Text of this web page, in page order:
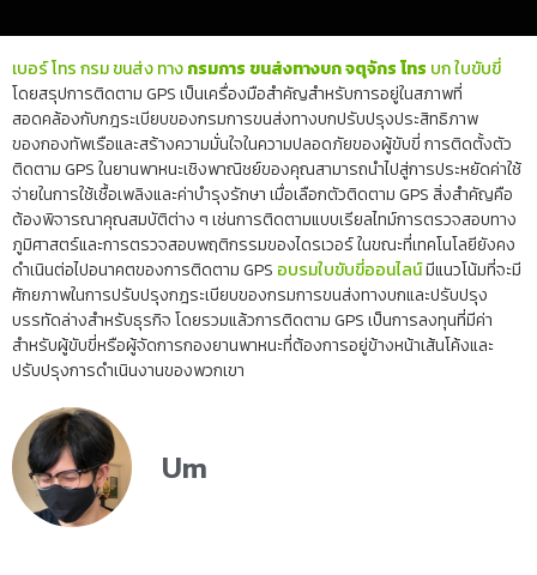
เบอร์ โทร กรม ขนส่ง ทางกรมการ ขนส่งทางบก จตุจักร โทร บก ใบขับขี่
โดยสรุปการติดตาม GPS เป็นเครื่องมือสำคัญสำหรับการอยู่ในสภาพที่
สอดคล้องกับกฎระเบียบของกรมการขนส่งทางบกปรับปรุงประสิทธิภาพ
ของกองทัพเรือและสร้างความมั่นใจในความปลอดภัยของผู้ขับขี่ การติดตั้งตัว
ติดตาม GPS ในยานพาหนะเชิงพาณิชย์ของคุณสามารถนำไปสู่การประหยัดค่าใช้
จ่ายในการใช้เชื้อเพลิงและค่าบำรุงรักษา เมื่อเลือกตัวติดตาม GPS สิ่งสำคัญคือ
ต้องพิจารณาคุณสมบัติต่าง ๆ เช่นการติดตามแบบเรียลไทม์การตรวจสอบทาง
ภูมิศาสตร์และการตรวจสอบพฤติกรรมของไดรเวอร์ ในขณะที่เทคโนโลยียังคง
ดำเนินต่อไปอนาคตของการติดตาม GPS อบรมใบขับขี่ออนไลน์มีแนวโน้มที่จะมี
ศักยภาพในการปรับปรุงกฎระเบียบของกรมการขนส่งทางบกและปรับปรุง
บรรทัดล่างสำหรับธุรกิจ โดยรวมแล้วการติดตาม GPS เป็นการลงทุนที่มีค่า
สำหรับผู้ขับขี่หรือผู้จัดการกองยานพาหนะที่ต้องการอยู่ข้างหน้าเส้นโค้งและ
ปรับปรุงการดำเนินงานของพวกเขา
Um